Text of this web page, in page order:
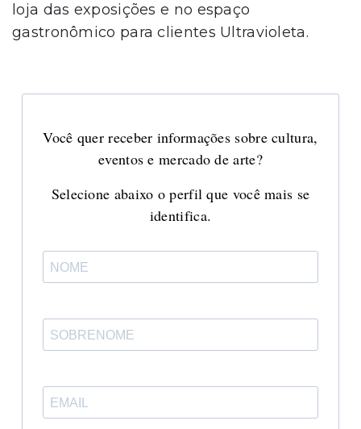
loja das exposições e no espaço
gastronômico para clientes Ultravioleta.
Você quer receber informações sobre cultura,
eventos e mercado de arte?
Selecione abaixo o perfil que você mais se
identifica.